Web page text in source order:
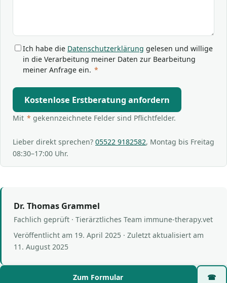
Ich habe die Datenschutzerklärung gelesen und willige
in die Verarbeitung meiner Daten zur Bearbeitung
meiner Anfrage ein. *
Kostenlose Erstberatung anfordern
Mit * gekennzeichnete Felder sind Pflichtfelder.
Lieber direkt sprechen? 05522 9182582, Montag bis Freitag
08:30–17:00 Uhr.
Dr. Thomas Grammel
Fachlich geprüft · Tierärztliches Team immune-therapy.vet
Veröffentlicht am 19. April 2025 · Zuletzt aktualisiert am
11. August 2025
Zum Formular ☎